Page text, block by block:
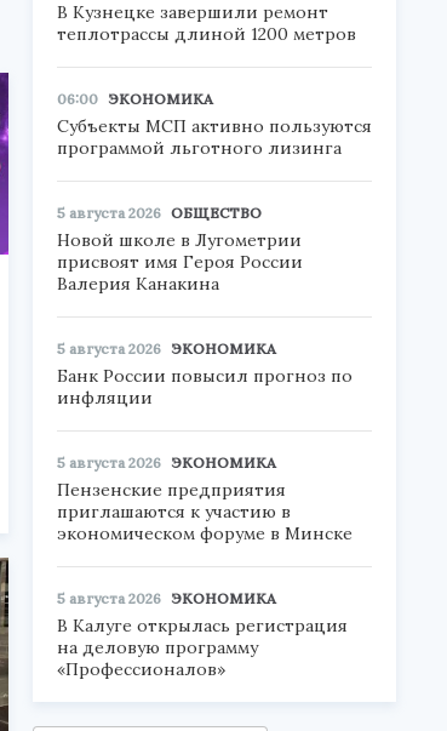
В Кузнецке завершили ремонт
теплотрассы длиной 1200 метров
06:00 ЭКОНОМИКА
Субъекты МСП активно пользуются
программой льготного лизинга
5 августа 2026 ОБЩЕСТВО
Новой школе в Лугометрии
присвоят имя Героя России
Валерия Канакина
5 августа 2026 ЭКОНОМИКА
Банк России повысил прогноз по
инфляции
5 августа 2026 ЭКОНОМИКА
Пензенские предприятия
приглашаются к участию в
экономическом форуме в Минске
5 августа 2026 ЭКОНОМИКА
В Калуге открылась регистрация
на деловую программу
«Профессионалов»